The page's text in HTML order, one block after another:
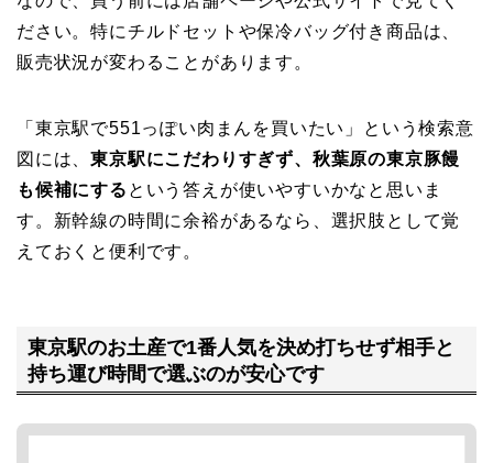
ださい。特にチルドセットや保冷バッグ付き商品は、
販売状況が変わることがあります。
「東京駅で551っぽい肉まんを買いたい」という検索意
図には、東京駅にこだわりすぎず、秋葉原の東京豚饅
も候補にする という答えが使いやすいかなと思いま
す。新幹線の時間に余裕があるなら、選択肢として覚
えておくと便利です。
東京駅のお土産で1番人気を決め打ちせず相手と
持ち運び時間で選ぶのが安心です